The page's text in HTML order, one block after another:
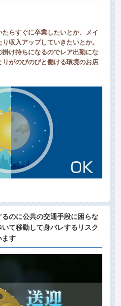
らすぐに卒業したいとか、メイ
収入アップしていきたいとか。
け持ちになるのでレア出勤にな
がのびのびと働ける環境のお店
のに公共の交通手段に困らな
て移動して身バレするリスク
ます